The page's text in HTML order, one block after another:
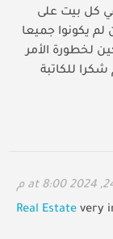
كل بيت على
لم يكونوا جميعا
لخطورة الأمر
للكاتبة
Real Estatevery